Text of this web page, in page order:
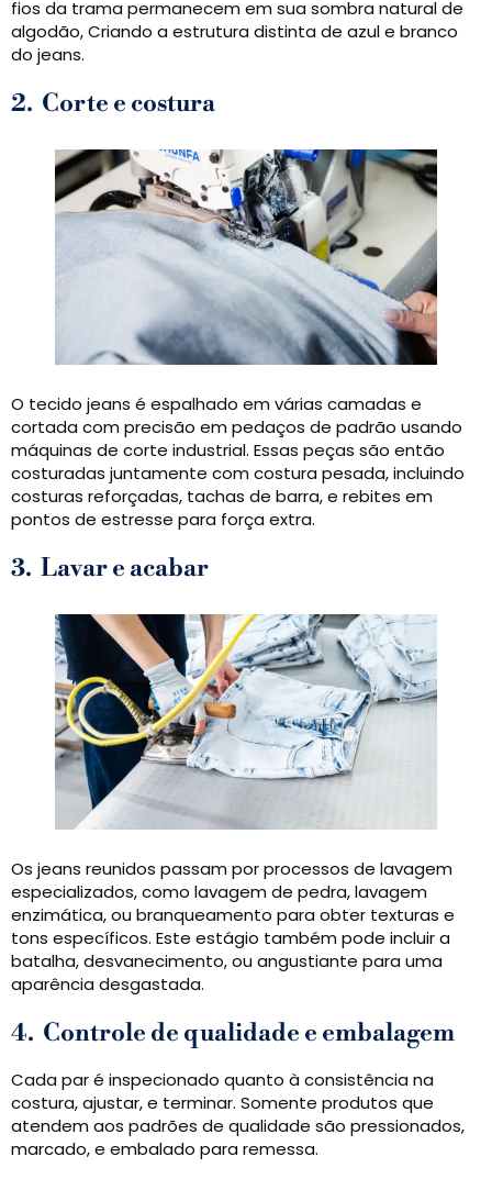
fios da trama permanecem em sua sombra natural de
algodão, Criando a estrutura distinta de azul e branco
do jeans.
2. Corte e costura
O tecido jeans é espalhado em várias camadas e
cortada com precisão em pedaços de padrão usando
máquinas de corte industrial. Essas peças são então
costuradas juntamente com costura pesada, incluindo
costuras reforçadas, tachas de barra, e rebites em
pontos de estresse para força extra.
3. Lavar e acabar
Os jeans reunidos passam por processos de lavagem
especializados, como lavagem de pedra, lavagem
enzimática, ou branqueamento para obter texturas e
tons específicos. Este estágio também pode incluir a
batalha, desvanecimento, ou angustiante para uma
aparência desgastada.
4. Controle de qualidade e embalagem
Cada par é inspecionado quanto à consistência na
costura, ajustar, e terminar. Somente produtos que
atendem aos padrões de qualidade são pressionados,
marcado, e embalado para remessa.